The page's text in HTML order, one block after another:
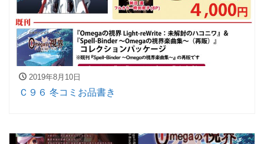
2019年8月10日
Ｃ９６ 冬コミお品書き